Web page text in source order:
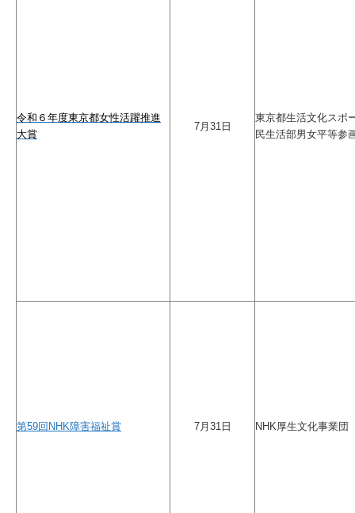
令和６年度東京都女性活躍推進
大賞
7月31日
東京都生活文化スポ
民生活部男女平等参
第59回NHK障害福祉賞 7月31日 NHK厚生文化事業団